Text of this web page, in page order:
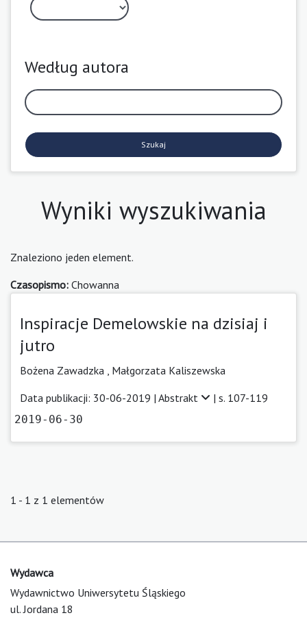
Według autora
Szukaj
Wyniki wyszukiwania
Znaleziono jeden element.
Czasopismo: Chowanna
Inspiracje Demelowskie na dzisiaj i
jutro
Bożena Zawadzka
Małgorzata Kaliszewska
Data publikacji: 30-06-2019 | Abstrakt | s. 107-119
2019-06-30
1 - 1 z 1 elementów
Wydawca
Wydawnictwo Uniwersytetu Śląskiego
ul. Jordana 18